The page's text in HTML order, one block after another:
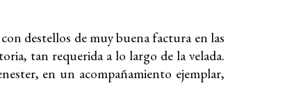
destellos de muy buena factura en las
tan requerida a lo largo de la velada.
en un acompañamiento ejemplar,